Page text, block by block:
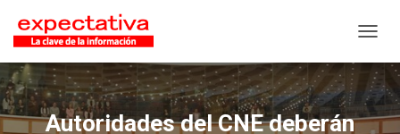
Autoridades del CNE deberán